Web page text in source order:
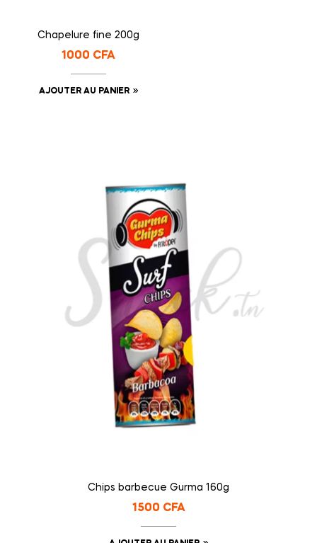
Chapelure fine 200g
1000 CFA
AJOUTER AU PANIER
Chips barbecue Gurma 160g
1500 CFA